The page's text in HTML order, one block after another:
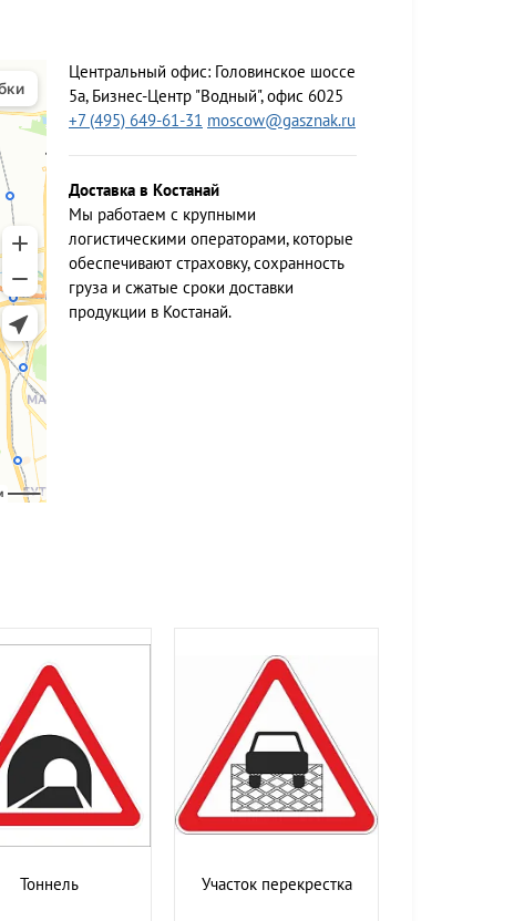
Центральный офис: Головинское шоссе
5а, Бизнес-Центр "Водный", офис 6025
+7 (495) 649-61-31 moscow@gasznak.ru
Доставка в Костанай
Мы работаем c крупными
логистическими операторами, которые
обеспечивают страховку, сохранность
груза и сжатые сроки доставки
продукции в Костанай.
Тоннель Участок перекрестка